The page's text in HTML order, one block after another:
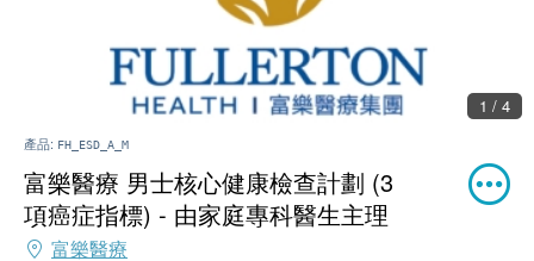
1 / 4
產品: FH_ESD_A_M
富樂醫療 男士核心健康檢查計劃 (3
項癌症指標) - 由家庭專科醫生主理
富樂醫療